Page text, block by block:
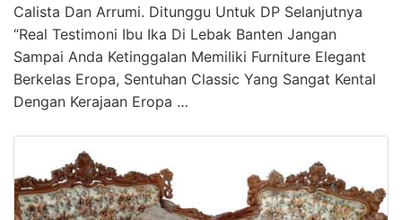
Calista Dan Arrumi. Ditunggu Untuk DP Selanjutnya
“Real Testimoni Ibu Ika Di Lebak Banten Jangan
Sampai Anda Ketinggalan Memiliki Furniture Elegant
Berkelas Eropa, Sentuhan Classic Yang Sangat Kental
Dengan Kerajaan Eropa …